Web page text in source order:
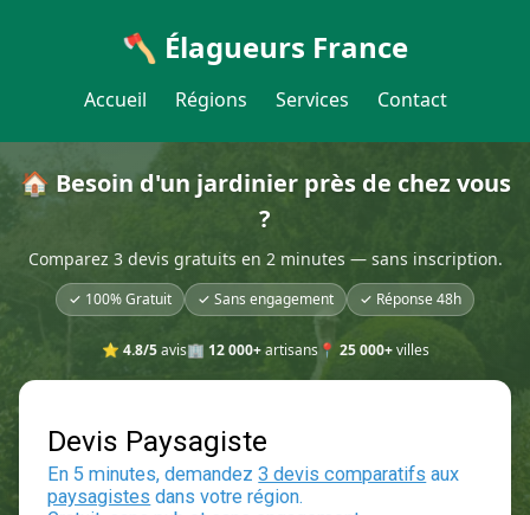
🪓 Élagueurs France
Accueil Régions Services Contact
🏠 Besoin d'un jardinier près de chez vous
?
Comparez 3 devis gratuits en 2 minutes — sans inscription.
✓ 100% Gratuit ✓ Sans engagement ✓ Réponse 48h
⭐ 4.8/5avis🏢 12 000+artisans📍 25 000+villes